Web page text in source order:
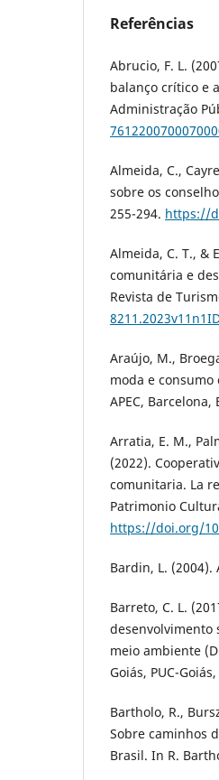
Referências
Abrucio, F. L.
balanço crítico e
Administração
Almeida, C.,
sobre os
255-294. https://
Almeida, C. T., &
comunitária e
Revista de
Araújo, M.,
moda e consumo
APEC, Barcelona,
Arratia, E. M.,
(2022).
comunitaria. La
Patrimonio
https://doi.org/
Bardin, L. (2004).
Barreto, C. L.
desenvolvimento
meio ambiente
Goiás, PUC-
Bartholo, R.,
Sobre caminhos
Brasil. In R.